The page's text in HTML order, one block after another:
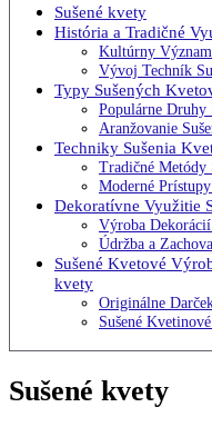
Sušené kvety
História a Tradičné
Kultúrny
Vývoj Techník
Typy Sušených
Populárne Druhy
Aranžovanie
Techniky Sušenia
Tradičné Metódy
Moderné
Dekoratívne Využitie
Výroba
Údržba a
Sušené Kvetové
kvety
Originálne
Sušené
Sušené kvety